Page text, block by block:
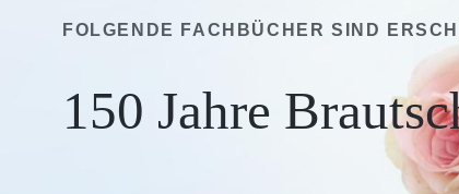
FOLGENDE FACHBÜCHER SIND
150 Jahre